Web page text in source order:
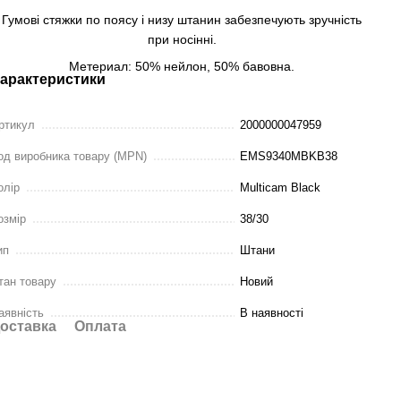
Гумові стяжки по поясу і низу штанин забезпечують зручність
при носінні.
Метериал: 50% нейлон, 50% бавовна.
2000000047959
виробника товару (MPN) EMS9340MBKB38
Multicam Black
38/30
Штани
товару Новий
В наявності
Оплата